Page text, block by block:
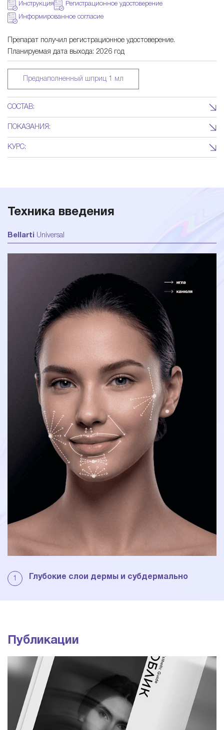
s
a
Инструкция Регистрационное удостоверение
Информированное согласие
Препарат получил регистрационное удостоверение.
Планируемая дата выхода: 2026 год
Преднаполненный шприц 1 мл
СОСТАВ:
Перекрестносшитая гиалуроновая кислота - 25 мг/мл (2,5%)
ПОКАЗАНИЯ:
Объемное моделирование лица
КУРС:
Техника введения
Bellarti Universal
1 Глубокие слои дермы и субдермально
Публикации